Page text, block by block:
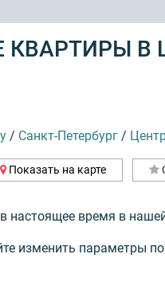
В
/ Санкт-Петербург /
Показать на карте
настоящее время в
изменить параметры